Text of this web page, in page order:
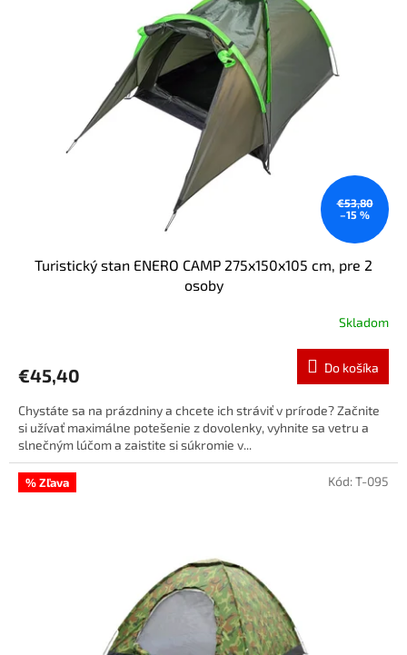
€53,80
–15 %
Turistický stan ENERO CAMP 275x150x105 cm, pre 2
osoby
Skladom
€45,40 Do košíka
Chystáte sa na prázdniny a chcete ich stráviť v prírode? Začnite
si užívať maximálne potešenie z dovolenky, vyhnite sa vetru a
slnečným lúčom a zaistite si súkromie v...
% Zľava Kód:T-095